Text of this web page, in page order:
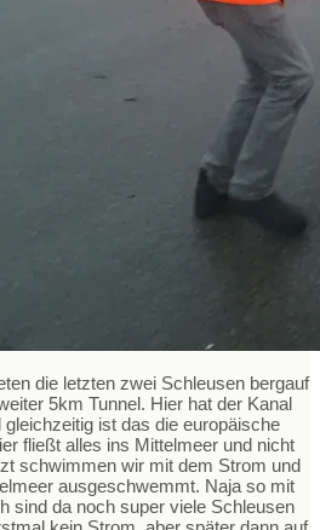
die letzten zwei Schleusen bergauf
5km Tunnel. Hier hat der Kanal
ist das die europäische
fließt alles ins Mittelmeer und nicht
schwimmen wir mit dem Strom und
ausgeschwemmt. Naja so mit
sind da noch super viele Schleusen